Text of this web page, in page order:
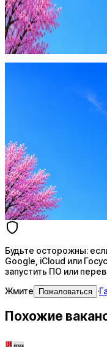
Будьте осторожны:
Google, iCloud или
запустить ПО или
Жмите Пожаловаться
Стратегия
Будьте осторожны:
Google, iCloud или
запустить ПО или
Жмите
Пожаловаться ·
Похожие